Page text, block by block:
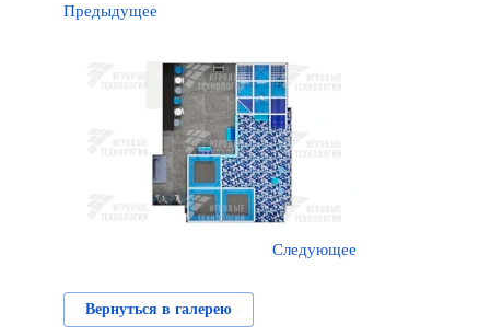
Предыдущее
Следующее
Вернуться в галерею